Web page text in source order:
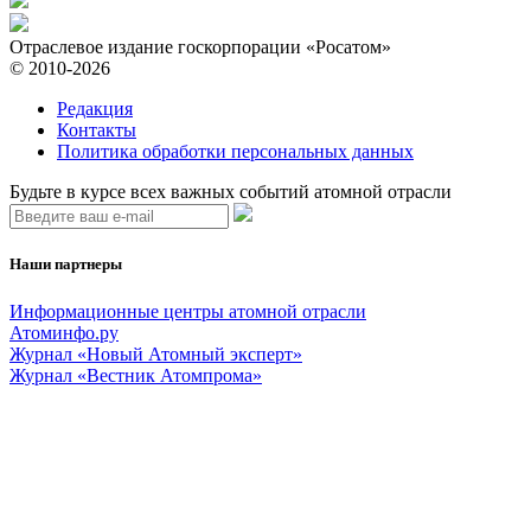
Отраслевое издание госкорпорации «Росатом»
© 2010-2026
Редакция
Контакты
Политика обработки персональных данных
Будьте в курсе всех важных событий атомной отрасли
Наши партнеры
Информационные центры атомной отрасли
Атоминфо.ру
Журнал «Новый Атомный эксперт»
Журнал «Вестник Атомпрома»